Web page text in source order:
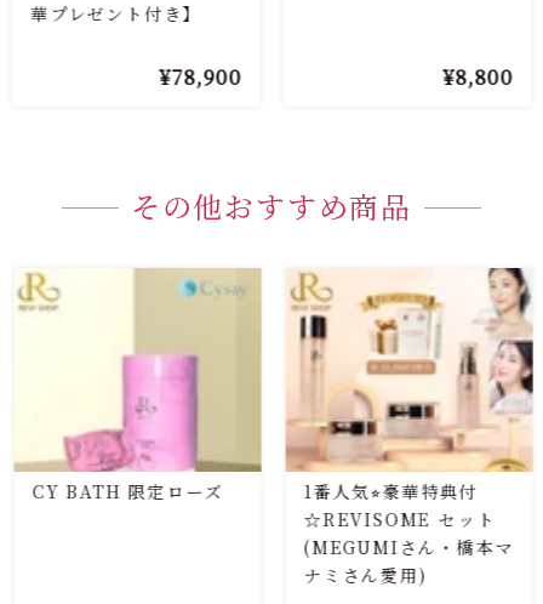
華プレゼント付き】
¥78,900 ¥8,800
その他おすすめ商品
CY BATH 限定ローズ
1番人気⭐︎豪華特典付
☆REVISOME セット
(MEGUMIさん・橋本マ
ナミさん愛用)